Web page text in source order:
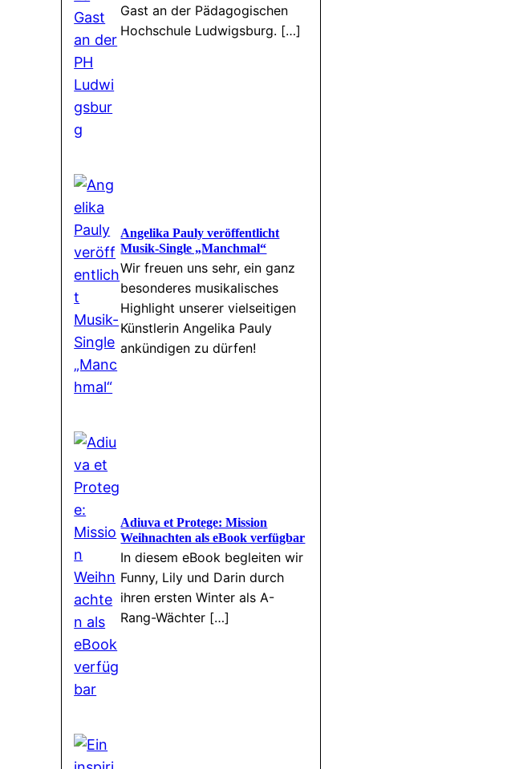
Gast an der Pädagogischen
Hochschule Ludwigsburg. […]
Angelika Pauly veröffentlicht
Musik-Single „Manchmal“
Wir freuen uns sehr, ein ganz
besonderes musikalisches
Highlight unserer vielseitigen
Künstlerin Angelika Pauly
ankündigen zu dürfen!
Adiuva et Protege: Mission
Weihnachten als eBook verfügbar
In diesem eBook begleiten wir
Funny, Lily und Darin durch
ihren ersten Winter als A-
Rang-Wächter […]